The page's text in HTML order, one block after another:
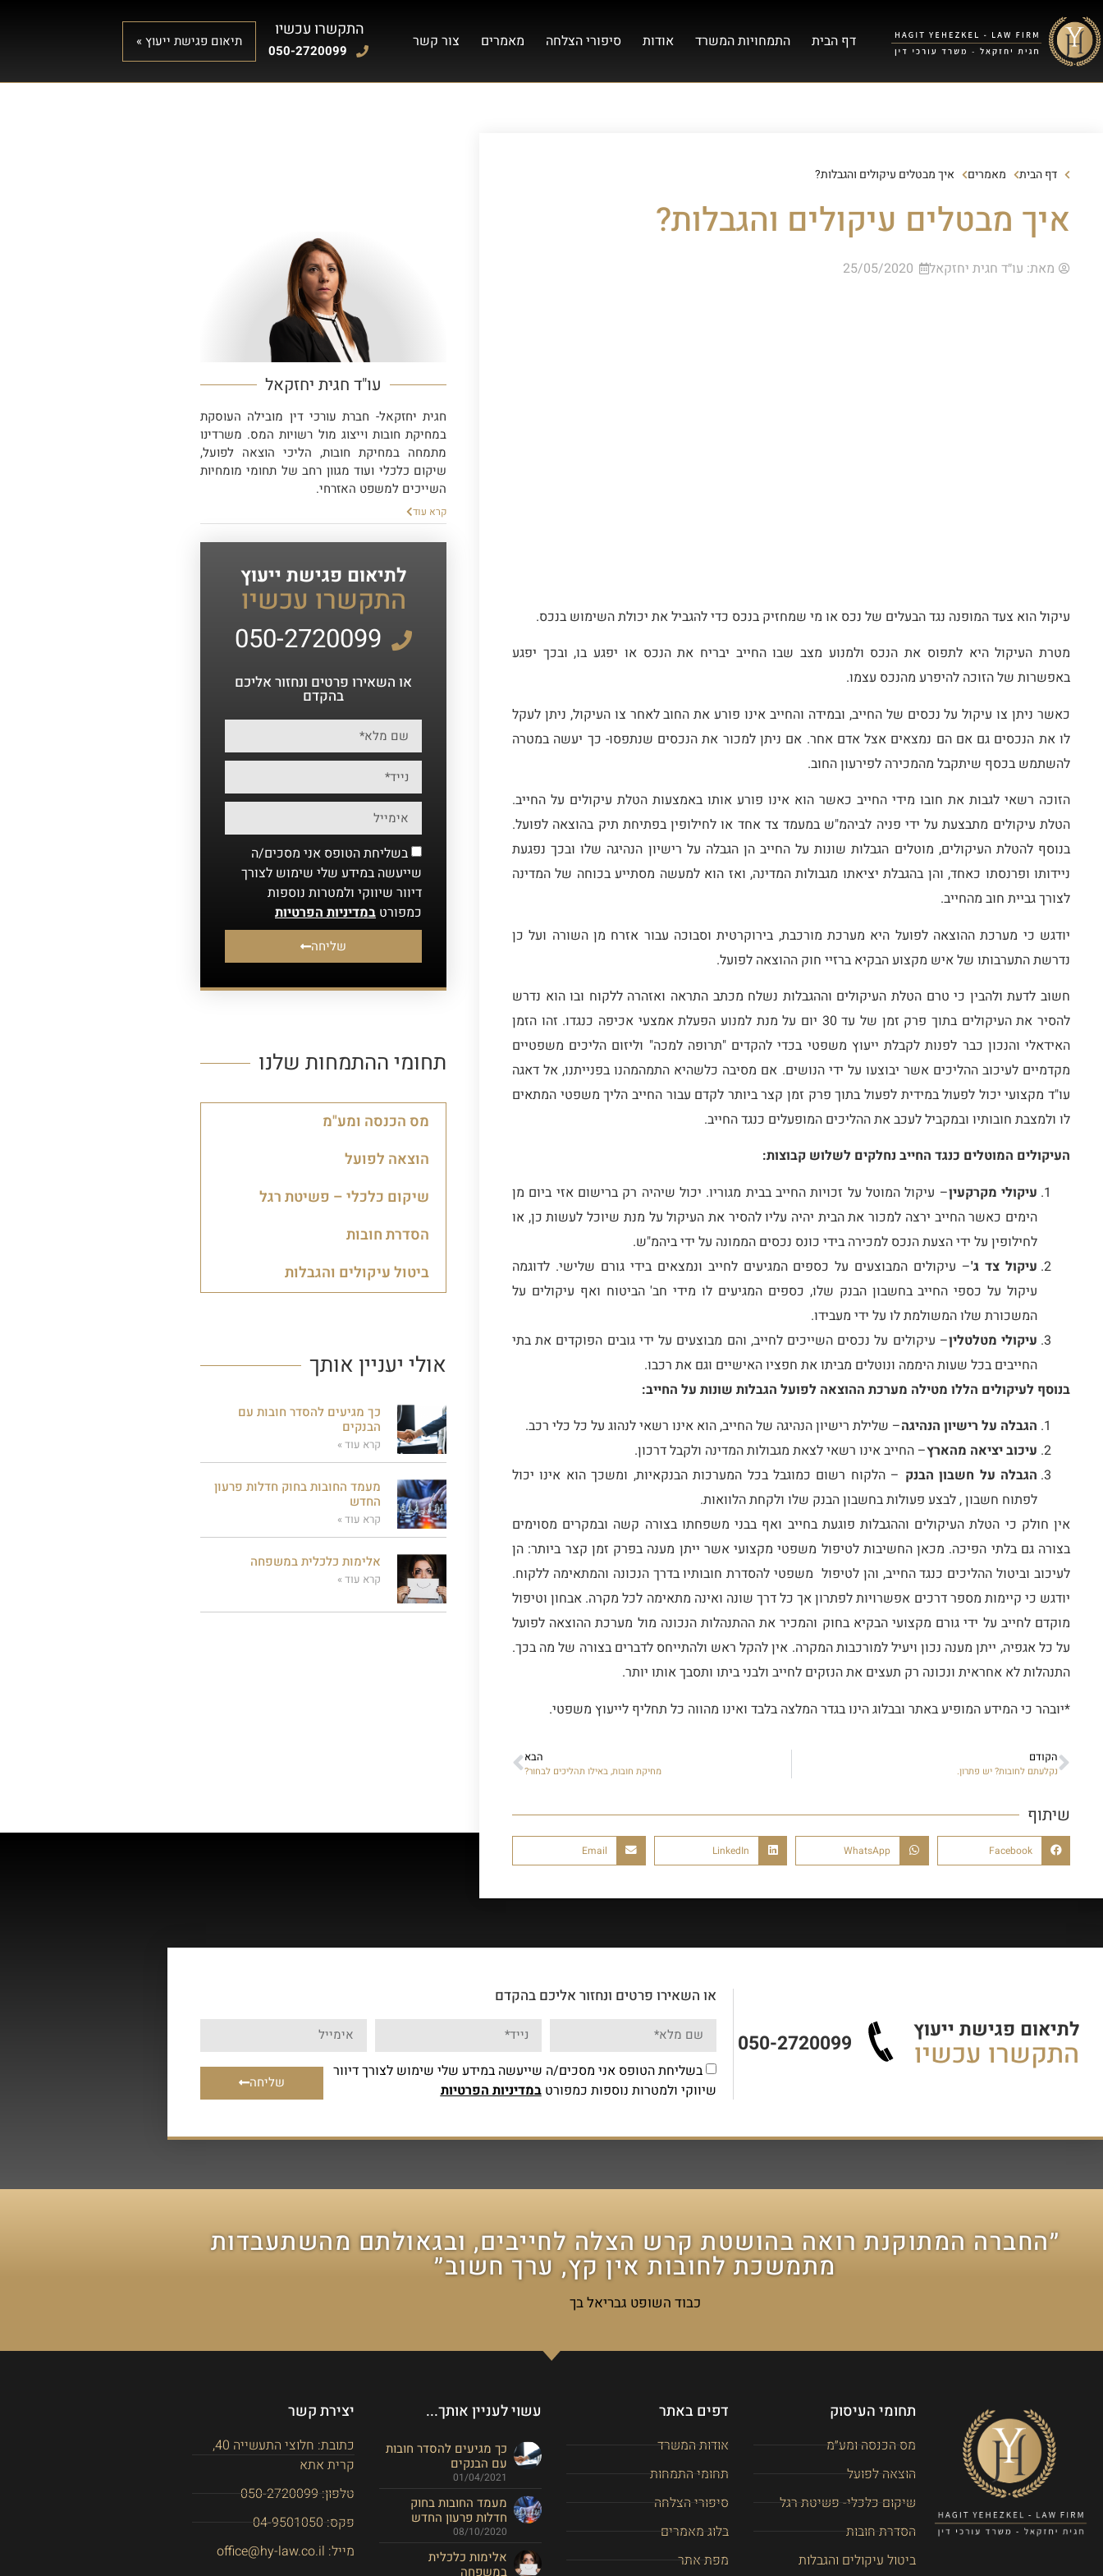
דף הבית התמחויות המשרד אודות סיפורי הצלחה מאמרים צור קשר
התקשרו עכשיו
050-2720099
תיאום פגישת ייעוץ »
דף הבית מאמרים איך מבטלים עיקולים והגבלות?
איך מבטלים עיקולים והגבלות?
מאת: עו״ד חגית יחזקאל 25/05/2020
עיקול הוא צעד המופנה נגד הבעלים של נכס או מי שמחזיק בנכס כדי להגביל את יכולת השימוש בנכס.
מטרת העיקול היא לתפוס את הנכס ולמנוע מצב שבו החייב יבריח את הנכס או יפגע בו, ובכך יפגע
באפשרות של הזוכה להיפרע מהנכס עצמו.
כאשר ניתן צו עיקול על נכסים של החייב, ובמידה והחייב אינו פורע את החוב לאחר צו העיקול, ניתן לעקל
לו את הנכסים גם אם הם נמצאים אצל אדם אחר. אם ניתן למכור את הנכסים שנתפסו- כך יעשה במטרה
להשתמש בכסף שיתקבל מהמכירה לפירעון החוב.
הזוכה רשאי לגבות את חובו מידי החייב כאשר הוא אינו פורע אותו באמצעות הטלת עיקולים על החייב.
הטלת עיקולים מתבצעת על ידי פניה לביהמ"ש במעמד צד אחד או לחילופין בפתיחת תיק בהוצאה לפועל.
בנוסף להטלת העיקולים, מוטלים הגבלות שונות על החייב הן הגבלה על רישיון הנהיגה שלו ובכך נפגעת
ניידותו ופרנסתו כאחד, והן בהגבלת יציאתו מגבולות המדינה, ואז הוא למעשה מסתייע בכוחה של המדינה
לצורך גביית חוב מהחייב.
יודגש כי מערכת ההוצאה לפועל היא מערכת מורכבת, בירוקרטית וסבוכה עבור אזרח מן השורה ועל כן
נדרשת התערבותו של איש מקצוע הבקיא ברזיי חוק ההוצאה לפועל.
חשוב לדעת ולהבין כי טרם הטלת העיקולים וההגבלות נשלח מכתב התראה ואזהרה ללקוח ובו הוא נדרש
להסיר את העיקולים בתוך פרק זמן של עד 30 יום על מנת למנוע הפעלת אמצעי אכיפה כנגדו. זהו הזמן
האידאלי והנכון כבר לפנות לקבלת ייעוץ משפטי בכדי להקדים "תרופה למכה" וליזום הליכים משפטיים
מקדמיים לעיכוב ההליכים אשר יבוצעו על ידי הנושים. אם מסיבה כלשהיא התמהמהנו בפנייתנו, אל דאגה
עו"ד מקצועי יכול לפעול במידית לפעול בתוך פרק זמן קצר ביותר לקדם עבור החייב הליך משפטי המתאים
לו ולמצבת חובותיו ובמקביל לעכב את ההליכים המופעלים כנגד החייב.
העיקולים המוטלים כנגד החייב נחלקים לשלוש קבוצות:
עיקולי מקרקעין– עיקול המוטל על זכויות החייב בבית מגוריו. יכול שיהיה רק ברישום אזי ביום מן
הימים כאשר החייב ירצה למכור את הבית יהיה עליו להסיר את העיקול על מנת שיוכל לעשות כן, או
לחילופין על ידי הצעת הנכס למכירה בידי כונס נכסים הממונה על ידי ביהמ"ש.
עיקול צד ג'– עיקולים המבוצעים על כספים המגיעים לחייב ונמצאים בידי גורם שלישי. לדוגמה
עיקול על כספי החייב בחשבון הבנק שלו, כספים המגיעים לו מידי חב' הביטוח ואף עיקולים על
המשכורת שלו המשולמת לו על ידי מעבידו.
עיקולי מטלטלין– עיקולים על נכסים השייכים לחייב, והם מבוצעים על ידי גובים הפוקדים את בתי
החייבים בכל שעות היממה ונוטלים מביתו את חפציו האישיים וגם את רכבו.
בנוסף לעיקולים הללו מטילה מערכת ההוצאה לפועל הגבלות שונות על החייב:
הגבלה על רישיון הנהיגה– שלילת רישיון הנהיגה של החייב, הוא אינו רשאי לנהוג על כל כלי רכב.
עיכוב יציאה מהארץ– החייב אינו רשאי לצאת מגבולות המדינה ולקבל דרכון.
הגבלה על חשבון הבנק – הלקוח רשום כמוגבל בכל המערכות הבנקאיות, ומשכך הוא אינו יכול
לפתוח חשבון , לבצע פעולות בחשבון הבנק שלו ולקחת הלוואות.
אין חולק כי הטלת העיקולים וההגבלות פוגעת בחייב ואף בבני משפחתו בצורה קשה ובמקרים מסוימים
בצורה גם בלתי הפיכה. מכאן החשיבות לטיפול משפטי מקצועי אשר ייתן מענה בפרק זמן קצר ביותר: הן
לעיכוב וביטול ההליכים כנגד החייב, והן לטיפול משפטי להסדרת חובותיו בדרך הנכונה והמתאימה ללקוח.
יודגש כי קיימות מספר דרכים אפשרויות לפתרון אך כל דרך שונה ואינה מתאימה לכל מקרה. אבחון וטיפול
מוקדם לחייב על ידי גורם מקצועי הבקיא בחוק והמכיר את ההתנהלות הנכונה מול מערכת ההוצאה לפועל
על כל אגפיה, ייתן מענה נכון ויעיל למורכבות המקרה. אין להקל ראש ולהתייחס לדברים בצורה של מה בכך.
התנהלות לא אחראית ונכונה רק תעצים את הנזקים לחייב ולבני ביתו ותסבך אותו יותר.
*יובהר כי המידע המופיע באתר ובבלוג הינו בגדר המלצה בלבד ואינו מהווה כל תחליף לייעוץ משפטי.
הקודם
נקלעתם לחובות? יש פתרון.
הבא
מחיקת חובות, באילו תהליכים לבחור?
שיתוף
Facebook
WhatsApp
LinkedIn
Email
עו"ד חגית יחזקאל
חגית יחזקאל- חברת עורכי דין מובילה העוסקת
במחיקת חובות וייצוג מול רשויות המס. משרדינו
מתמחה במחיקת חובות, הליכי הוצאה לפועל,
שיקום כלכלי ועוד מגוון רחב של תחומי מומחיות
השייכים למשפט האזרחי.
קרא עוד
לתיאום פגישת ייעוץ
התקשרו עכשיו
050-2720099
או השאירו פרטים ונחזור אליכם
בהקדם
בשליחת הטופס אני מסכים/ה
שייעשה במידע שלי שימוש לצורך
דיוור שיווקי ולמטרות נוספות
כמפורט במדיניות הפרטיות
שליחה
תחומי ההתמחות שלנו
מס הכנסה ומע"מ
הוצאה לפועל
שיקום כלכלי – פשיטת רגל
הסדרת חובות
ביטול עיקולים והגבלות
אולי יעניין אותך
כך מגיעים להסדר חובות עם
הבנקים
קרא עוד »
מעמד החובות בחוק חדלות פרעון
החדש
קרא עוד »
אלימות כלכלית במשפחה
קרא עוד »
לתיאום פגישת ייעוץ
התקשרו עכשיו 050-2720099
או השאירו פרטים ונחזור אליכם בהקדם
בשליחת הטופס אני מסכים/ה שייעשה במידע שלי שימוש לצורך דיוור
שיווקי ולמטרות נוספות כמפורטבמדיניות הפרטיות שליחה
״החברה המתוקנת רואה בהושטת קרש הצלה לחייבים, ובגאולתם מהשתעבדות
מתמשכת לחובות אין קץ, ערך חשוב״
כבוד השופט גבריאל בך
תחומי העיסוק
מס הכנסה ומע״מ
הוצאה לפועל
שיקום כלכלי- פשיטת רגל
הסדרת חובות
ביטול עיקולים והגבלות
דפים באתר
אודות המשרד
תחומי התמחות
סיפורי הצלחה
בלוג מאמרים
מפת אתר
עשוי לעניין אותך...
כך מגיעים להסדר חובות
עם הבנקים
01/04/2021
מעמד החובות בחוק
חדלות פרעון החדש
08/10/2020
אלימות כלכלית
במשפחה
יצירת קשר
כתובת: חלוצי התעשייה 40,
קרית אתא
טלפון: 050-2720099
פקס: 04-9501050
מייל: office@hy-law.co.il